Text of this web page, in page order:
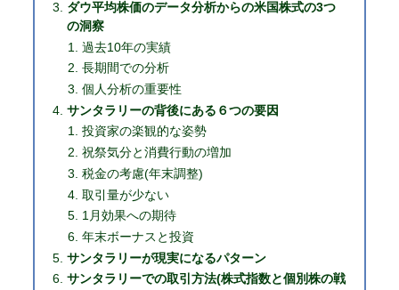
ダウ平均株価のデータ分析からの米国株式の3つ
の洞察
過去10年の実績
⻑期間での分析
個人分析の重要性
サンタラリーの背後にある６つの要因
投資家の楽観的な姿勢
祝祭気分と消費行動の増加
税金の考慮(年末調整)
取引量が少ない
1月効果への期待
年末ボーナスと投資
サンタラリーが現実になるパターン
サンタラリーでの取引方法(株式指数と個別株の戦